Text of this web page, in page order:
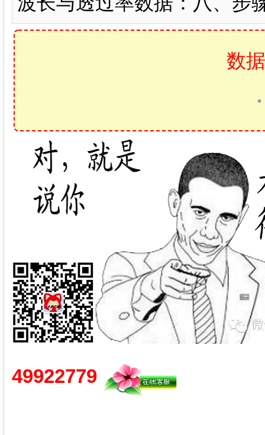
数
49922779